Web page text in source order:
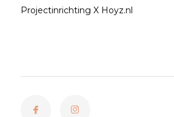
Projectinrichting X Hoyz.nl